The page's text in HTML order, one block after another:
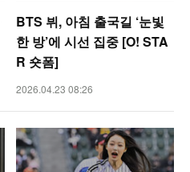
BTS 뷔, 아침 출국길 ‘눈빛
한 방’에 시선 집중 [O! STA
R 숏폼]
2026.04.23 08:26